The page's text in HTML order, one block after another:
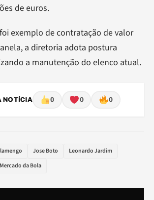
de euros.
exemplo de contratação de valor
a diretoria adota postura
a manutenção do elenco atual.
NOTÍCIA 0 0 0
Jose Boto
Leonardo Jardim
Mercado da Bola